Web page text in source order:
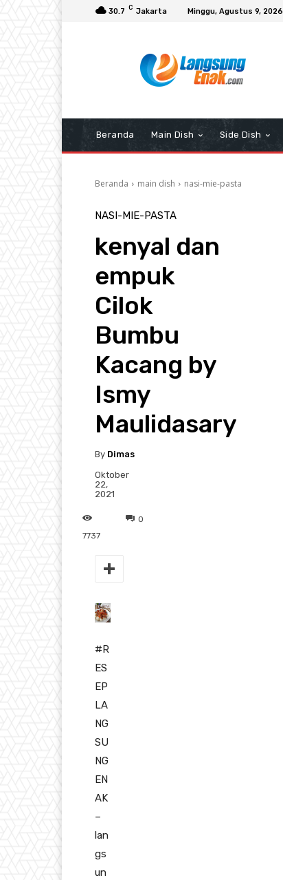
30.7 C Jakarta Minggu, Agustus 9, 2026
Beranda Main Dish Side Dish
Beranda main dish nasi-mie-pasta
NASI-MIE-PASTA
kenyal dan
empuk
Cilok
Bumbu
Kacang by
Ismy
Maulidasary
By Dimas
Oktober
22,
2021
0
7737
#R
ES
EP
LA
NG
SU
NG
EN
AK
–
lan
gs
un